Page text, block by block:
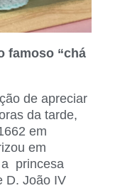
famoso “chá
de apreciar
da tarde,
em
em
princesa
D. João IV